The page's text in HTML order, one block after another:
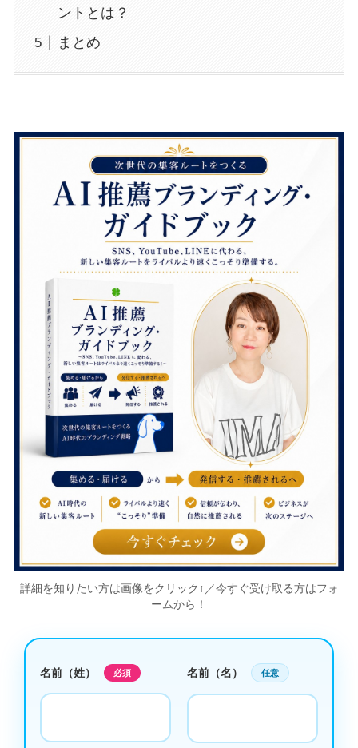
ントとは？
まとめ
詳細を知りたい方は画像をクリック↑／今すぐ受け取る方はフォ
ームから！
名前（姓） 必須 名前（名） 任意